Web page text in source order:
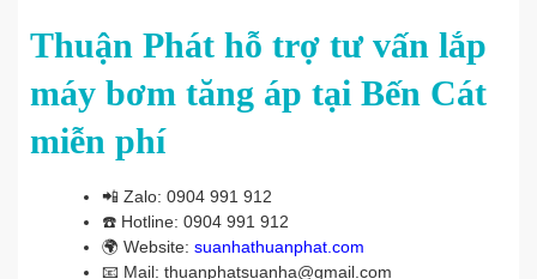
Thuận Phát hỗ trợ tư vấn lắp
máy bơm tăng áp tại Bến Cát
miễn phí
📲 Zalo: 0904 991 912
☎️ Hotline: 0904 991 912
🌍 Website: suanhathuanphat.com
📧 Mail: thuanphatsuanha@gmail.com